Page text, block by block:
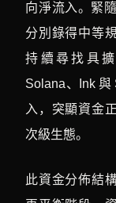
向淨流入。緊
分別錄得中等
持續尋找具
Solana、Ink 與
入，突顯資金
次級生態。
此資金分佈結